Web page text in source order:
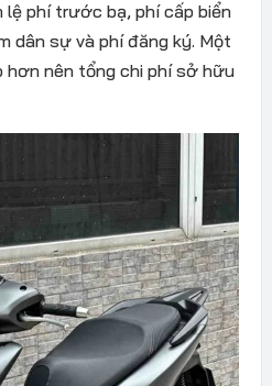
lệ phí trước bạ, phí cấp biển
dân sự và phí đăng ký. Một
nên tổng chi phí sở hữu